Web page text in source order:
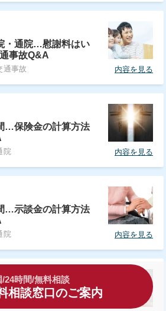
・通院…慰謝料はい
事故Q&A
通事故 内容を見る
…保険金の計算方法
院 内容を見る
…示談金の計算方法
院 内容を見る
週間…慰謝料はいく
故Q&A
/24時間/無料相談
相談窓口のご案内